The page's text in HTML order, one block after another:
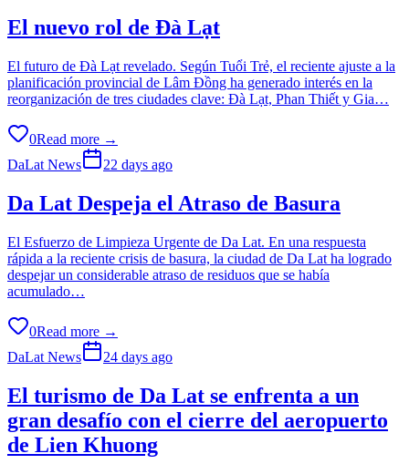
El nuevo rol de Đà Lạt
El futuro de Đà Lạt revelado. Según Tuổi Trẻ, el reciente ajuste a la
planificación provincial de Lâm Đồng ha generado interés en la
reorganización de tres ciudades clave: Đà Lạt, Phan Thiết y Gia…
0Read more →
DaLat News
22 days ago
Da Lat Despeja el Atraso de Basura
El Esfuerzo de Limpieza Urgente de Da Lat. En una respuesta
rápida a la reciente crisis de basura, la ciudad de Da Lat ha logrado
despejar un considerable atraso de residuos que se había
acumulado…
0Read more →
DaLat News
24 days ago
El turismo de Da Lat se enfrenta a un
gran desafío con el cierre del aeropuerto
de Lien Khuong